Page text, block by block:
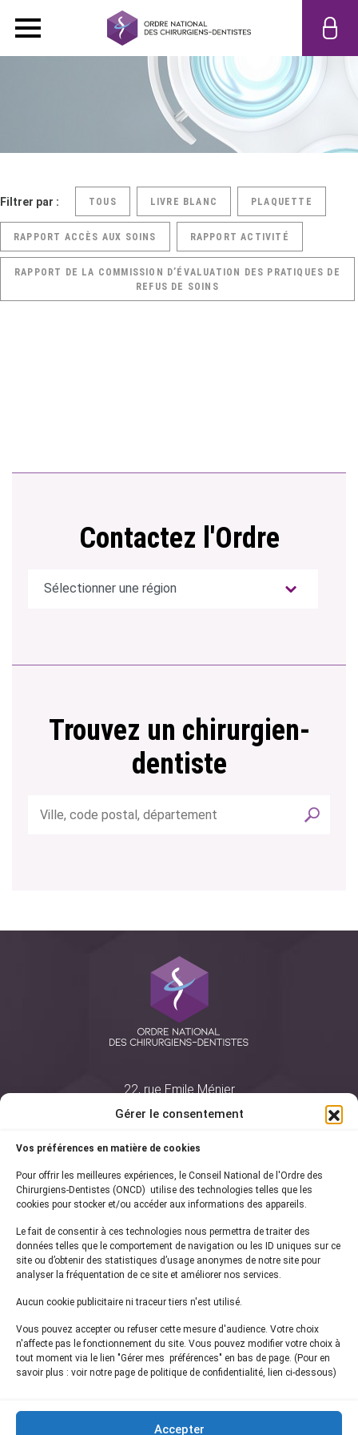
Gérer le consentement
Vos préférences en matière de cookies
Pour offrir les meilleures expériences, le Conseil National de l'Ordre des
Chirurgiens-Dentistes (ONCD) utilise des technologies telles que les
cookies pour stocker et/ou accéder aux informations des appareils.
Le fait de consentir à ces technologies nous permettra de traiter des
données telles que le comportement de navigation ou les ID uniques sur ce
site ou d’obtenir des statistiques d’usage anonymes de notre site pour
analyser la fréquentation de ce site et améliorer nos services.
Aucun cookie publicitaire ni traceur tiers n'est utilisé.
Vous pouvez accepter ou refuser cette mesure d'audience. Votre choix
n'affecte pas le fonctionnement du site. Vous pouvez modifier votre choix à
tout moment via le lien "Gérer mes préférences" en bas de page. (Pour en
savoir plus : voir notre page de politique de confidentialité, lien ci-dessous)
Accepter
Filtrer par : TOUS LIVRE BLANC PLAQUETTE
RAPPORT ACCÈS AUX SOINS RAPPORT ACTIVITÉ
RAPPORT DE LA COMMISSION D’ÉVALUATION DES PRATIQUES DE
REFUS DE SOINS
Contactez l'Ordre
Trouvez un chirurgien-
dentiste
22, rue Emile Ménier
75761 Paris Cedex 16
01 44 34 78 80
courrier@oncd.org
Actualités
Presse
Informations légales
Plan du site
Inscrivez-vous à notrenewsletter